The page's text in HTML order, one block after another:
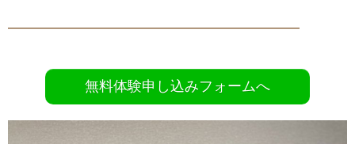
———————————————————————
無料体験申し込みフォームへ